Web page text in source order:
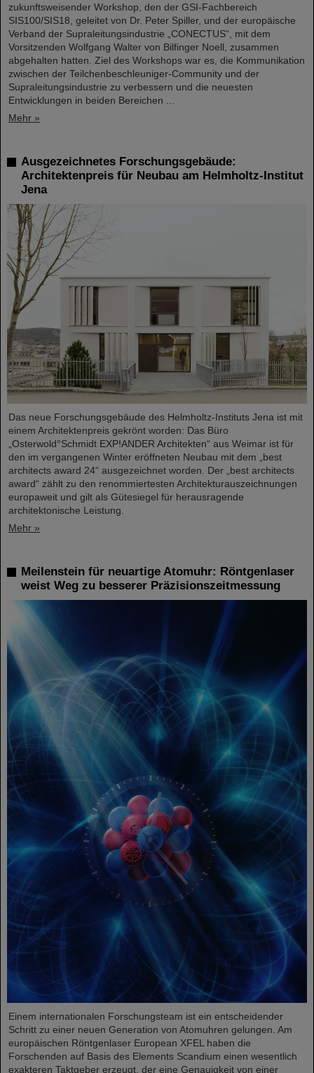
zukunftsweisender Workshop, den der GSI-Fachbereich
SIS100/SIS18, geleitet von Dr. Peter Spiller, und der europäische
Verband der Supraleitungsindustrie „CONECTUS“, mit dem
Vorsitzenden Wolfgang Walter von Bilfinger Noell, zusammen
abgehalten hatten. Ziel des Workshops war es, die Kommunikation
zwischen der Teilchenbeschleuniger-Community und der
Supraleitungsindustrie zu verbessern und die neuesten
Entwicklungen in beiden Bereichen ...
Mehr »
Ausgezeichnetes Forschungsgebäude:
Architektenpreis für Neubau am Helmholtz-Institut
Jena
Das neue Forschungsgebäude des Helmholtz-Instituts Jena ist mit
einem Architektenpreis gekrönt worden: Das Büro
„Osterwold°Schmidt EXP!ANDER Architekten“ aus Weimar ist für
den im vergangenen Winter eröffneten Neubau mit dem „best
architects award 24“ ausgezeichnet worden. Der „best architects
award“ zählt zu den renommiertesten Architekturauszeichnungen
europaweit und gilt als Gütesiegel für herausragende
architektonische Leistung.
Mehr »
Meilenstein für neuartige Atomuhr: Röntgenlaser
weist Weg zu besserer Präzisionszeitmessung
Einem internationalen Forschungsteam ist ein entscheidender
Schritt zu einer neuen Generation von Atomuhren gelungen. Am
europäischen Röntgenlaser European XFEL haben die
Forschenden auf Basis des Elements Scandium einen wesentlich
exakteren Taktgeber erzeugt, der eine Genauigkeit von einer